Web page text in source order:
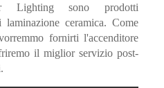
Lighting sono prodotti
laminazione ceramica. Come
fornirti l'accenditore
il miglior servizio post-